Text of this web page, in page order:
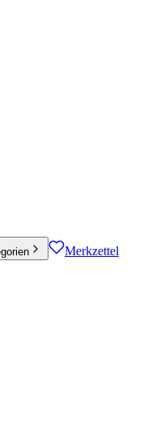
Merkzettel